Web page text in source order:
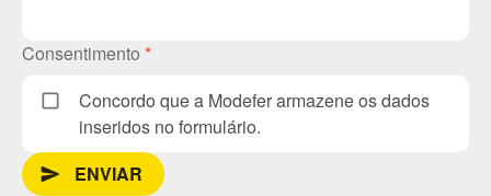
Consentimento *
Concordo que a Modefer armazene os dados
inseridos no formulário.
send_messageENVIAR